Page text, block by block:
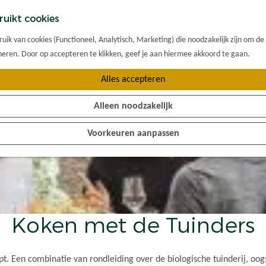
cookies
van cookies (Functioneel, Analytisch, Marketing) die noodzakelijk zijn om
Door op accepteren te klikken, geef je aan hiermee akkoord te gaan.
Alles accepteren
Alleen noodzakelijk
Voorkeuren aanpassen
Koken met de Tuinders
Een combinatie van rondleiding over de biologische tuinderij,